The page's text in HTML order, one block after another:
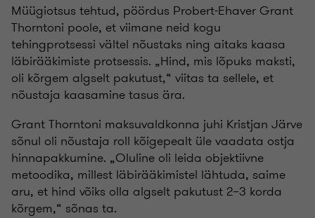
Müügiotsus tehtud, pöördus Probert-Ehaver Grant
Thorntoni poole, et viimane neid kogu
tehingprotsessi vältel nõustaks ning aitaks kaasa
läbirääkimiste protsessis. „Hind, mis lõpuks maksti,
oli kõrgem algselt pakutust,“ viitas ta sellele, et
nõustaja kaasamine tasus ära.
Grant Thorntoni maksuvaldkonna juhi Kristjan Järve
sõnul oli nõustaja roll kõigepealt üle vaadata ostja
hinnapakkumine. „Oluline oli leida objektiivne
metoodika, millest läbirääkimistel lähtuda, saime
aru, et hind võiks olla algselt pakutust 2–3 korda
kõrgem,“ sõnas ta.